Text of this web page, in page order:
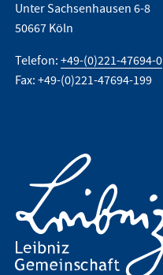
Unter Sachsenhausen 6-8
50667 Köln
Telefon:+49-(0)221-47694-0
Fax: +49-(0)221-47694-199